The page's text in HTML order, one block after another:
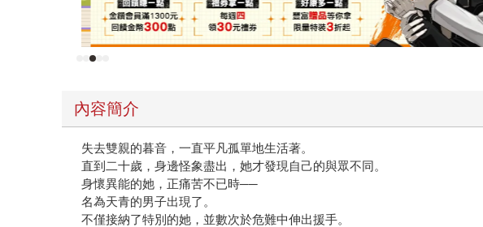
內容簡介
失去雙親的暮音，一直平凡孤單地生活著。
直到二十歲，身邊怪象盡出，她才發現自己的與眾不同。
身懷異能的她，正痛苦不已時──
名為天青的男子出現了。
不僅接納了特別的她，並數次於危難中伸出援手。